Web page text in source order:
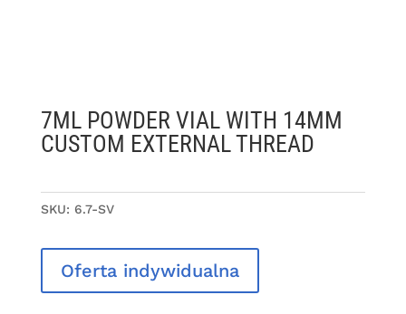
7ML POWDER VIAL WITH 14MM
CUSTOM EXTERNAL THREAD
SKU: 6.7-SV
Oferta indywidualna